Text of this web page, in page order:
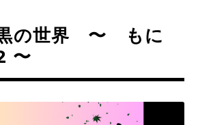
の世界 〜 もに
〜